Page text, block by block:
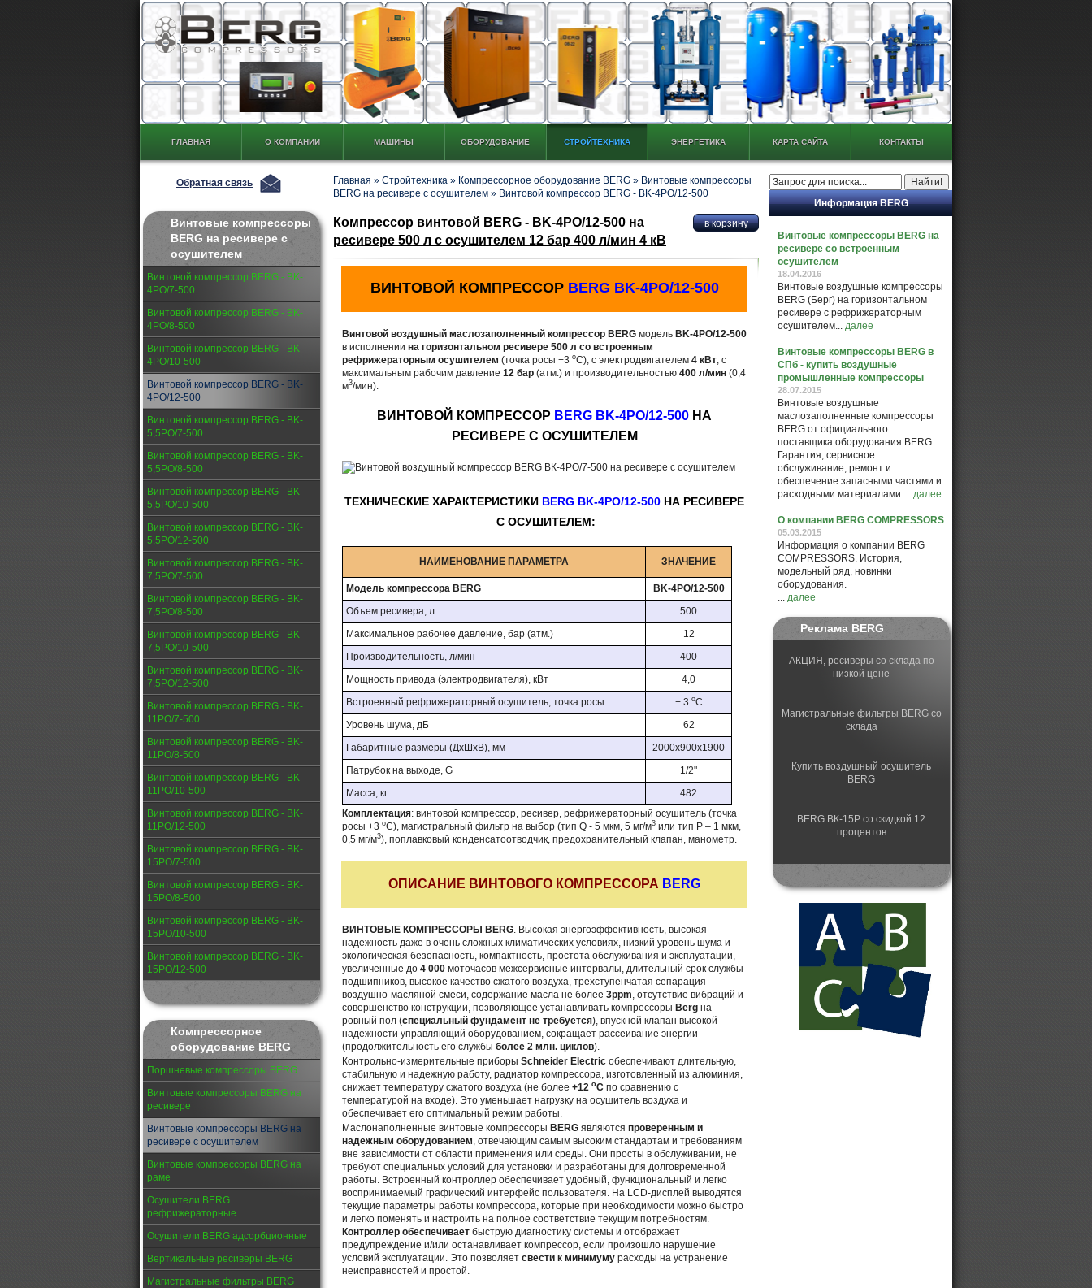
ГЛАВНАЯ О КОМПАНИИ МАШИНЫ ОБОРУДОВАНИЕ СТРОЙТЕХНИКА ЭНЕРГЕТИКА КАРТА САЙТА КОНТАКТЫ
Обратная связь
Винтовые компрессоры
BERG на ресивере с
осушителем
Винтовой компрессор BERG - BK-
4PО/7-500
Винтовой компрессор BERG - BK-
4PО/8-500
Винтовой компрессор BERG - BK-
4PО/10-500
Винтовой компрессор BERG - BK-
4PО/12-500
Винтовой компрессор BERG - BK-
5,5PО/7-500
Винтовой компрессор BERG - BK-
5,5PО/8-500
Винтовой компрессор BERG - BK-
5,5PО/10-500
Винтовой компрессор BERG - BK-
5,5PО/12-500
Винтовой компрессор BERG - BK-
7,5PО/7-500
Винтовой компрессор BERG - BK-
7,5PО/8-500
Винтовой компрессор BERG - BK-
7,5PО/10-500
Винтовой компрессор BERG - BK-
7,5PО/12-500
Винтовой компрессор BERG - BK-
11PО/7-500
Винтовой компрессор BERG - BK-
11PО/8-500
Винтовой компрессор BERG - BK-
11PО/10-500
Винтовой компрессор BERG - BK-
11PО/12-500
Винтовой компрессор BERG - BK-
15PО/7-500
Винтовой компрессор BERG - BK-
15PО/8-500
Винтовой компрессор BERG - BK-
15PО/10-500
Винтовой компрессор BERG - BK-
15PО/12-500
Компрессорное
оборудование BERG
Поршневые компрессоры BERG
Винтовые компрессоры BERG на
ресивере
Винтовые компрессоры BERG на
ресивере с осушителем
Винтовые компрессоры BERG на
раме
Осушители BERG
рефрижераторные
Осушители BERG адсорбционные
Вертикальные ресиверы BERG
Магистральные фильтры BERG
Главная » Стройтехника » Компрессорное оборудование BERG » Винтовые компрессоры
BERG на ресивере с осушителем » Винтовой компрессор BERG - BK-4PО/12-500
Компрессор винтовой BERG - BK-4PO/12-500 на
ресивере 500 л c осушителем 12 бар 400 л/мин 4 кВ
ВИНТОВОЙ КОМПРЕССОР BERG BK-4PО/12-500
Винтовой воздушный маслозаполненный компрессор BERG модель BK-4PО/12-500
в исполнении на горизонтальном ресивере 500 л со встроенным
рефрижераторным осушителем (точка росы +3 оС), с электродвигателем 4 кВт , с
максимальным рабочим давление 12 бар (атм.) и производительностью 400 л/мин (0,4
м3/мин).
ВИНТОВОЙ КОМПРЕССОР BERG BK-4PО/12-500 НА
РЕСИВЕРЕ С ОСУШИТЕЛЕМ
ТЕХНИЧЕСКИЕ ХАРАКТЕРИСТИКИ BERG BK-4PО/12-500 НА РЕСИВЕРЕ
С ОСУШИТЕЛЕМ:
НАИМЕНОВАНИЕ ПАРАМЕТРА ЗНАЧЕНИЕ
Модель компрессора BERG
BK-4PО/12-500
Объем ресивера, л
500
Максимальное рабочее давление, бар (атм.)
12
Производительность, л/мин
400
Мощность привода (электродвигателя), кВт
4,0
Встроенный рефрижераторный осушитель, точка росы
+ 3 оС
Уровень шума, дБ
62
Габаритные размеры (ДхШхВ), мм
2000х900х1900
Патрубок на выходе, G
1/2"
Масса, кг
482
Комплектация: винтовой компрессор, ресивер, рефрижераторный осушитель (точка
росы +3 оС), магистральный фильтр на выбор (тип Q - 5 мкм, 5 мг/м3 или тип P – 1 мкм,
0,5 мг/м3), поплавковый конденсатоотводчик, предохранительный клапан, манометр.
ОПИСАНИЕ ВИНТОВОГО КОМПРЕССОРА BERG
ВИНТОВЫЕ КОМПРЕССОРЫ BERG . Высокая энергоэффективность, высокая
надежность даже в очень сложных климатических условиях, низкий уровень шума и
экологическая безопасность, компактность, простота обслуживания и эксплуатации,
увеличенные до 4 000 моточасов межсервисные интервалы, длительный срок службы
подшипников, высокое качество сжатого воздуха, трехступенчатая сепарация
воздушно-масляной смеси, содержание масла не более 3ppm , отсутствие вибраций и
совершенство конструкции, позволяющее устанавливать компрессоры Berg на
ровный пол (специальный фундамент не требуется), впускной клапан высокой
надежности управляющий оборудованием, сокращает рассеивание энергии
(продолжительность его службы более 2 млн. циклов).
Контрольно-измерительные приборы Schneider Electric обеспечивают длительную,
стабильную и надежную работу, радиатор компрессора, изготовленный из алюминия,
снижает температуру сжатого воздуха (не более +12 oС по сравнению с
температурой на входе). Это уменьшает нагрузку на осушитель воздуха и
обеспечивает его оптимальный режим работы.
Маслонаполненные винтовые компрессоры BERG являются проверенным и
надежным оборудованием , отвечающим самым высоким стандартам и требованиям
вне зависимости от области применения или среды. Они просты в обслуживании, не
требуют специальных условий для установки и разработаны для долговременной
работы. Встроенный контроллер обеспечивает удобный, функциональный и легко
воспринимаемый графический интерфейс пользователя. На LCD-дисплей выводятся
текущие параметры работы компрессора, которые при необходимости можно быстро
и легко поменять и настроить на полное соответствие текущим потребностям.
Контроллер обеспечивает быструю диагностику системы и отображает
предупреждение и/или останавливает компрессор, если произошло нарушение
условий эксплуатации. Это позволяет свести к минимуму расходы на устранение
неисправностей и простой.
Информация BERG
Винтовые компрессоры BERG на
ресивере со встроенным
осушителем
18.04.2016
Винтовые воздушные компрессоры
BERG (Берг) на горизонтальном
ресивере с рефрижераторным
осушителем... далее
Винтовые компрессоры BERG в
СПб - купить воздушные
промышленные компрессоры
28.07.2015
Винтовые воздушные
маслозаполненные компрессоры
BERG от официального
поставщика оборудования BERG.
Гарантия, сервисное
обслуживание, ремонт и
обеспечение запасными частями и
расходными материалами.... далее
О компании BERG COMPRESSORS
05.03.2015
Информация о компании BERG
COMPRESSORS. История,
модельный ряд, новинки
оборудования.
далее
Реклама BERG
АКЦИЯ, ресиверы со склада по
низкой цене
Магистральные фильтры BERG со
склада
Купить воздушный осушитель
BERG
BERG ВК-15Р со скидкой 12
процентов